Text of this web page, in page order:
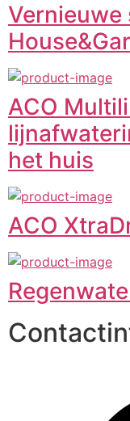
Vernieuwe
ACO
het huis
ACO